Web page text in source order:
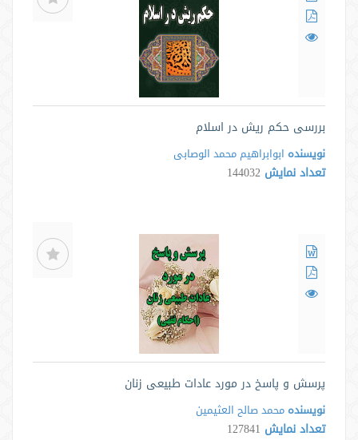
بررسی حکم ریش در اسلام
نویسنده ابوابراهیم محمد الوصابی
تعداد نمایش 144032
پرسش و پاسخ در مورد عادات طبيعی زنان
نویسنده محمد صالح العثیمین
تعداد نمایش 127841